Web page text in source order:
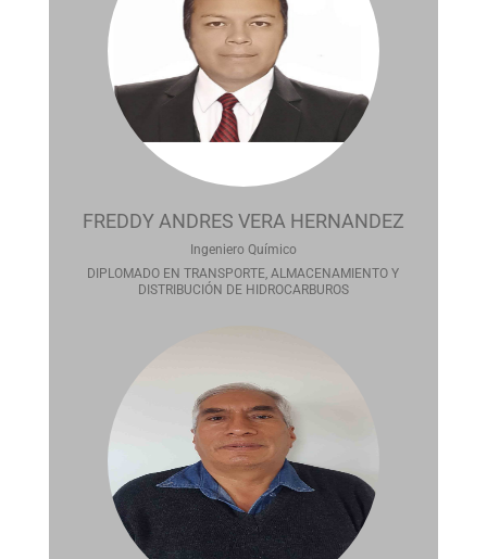
FREDDY ANDRES VERA HERNANDEZ
Ingeniero Químico
DIPLOMADO EN TRANSPORTE, ALMACENAMIENTO Y
DISTRIBUCIÓN DE HIDROCARBUROS